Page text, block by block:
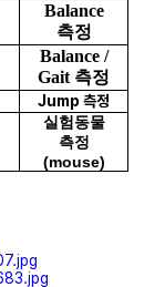
Balance
측정
Balance /
Gait 측정
Jump 측정
실험동물
측정
(mouse)